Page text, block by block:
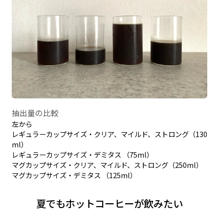
抽出量の比較
左から
レギュラーカップサイズ・クリア、マイルド、ストロング（130
ml）
レギュラーカップサイズ・デミタス （75ml）
マグカップサイズ・クリア、マイルド、ストロング（250ml）
マグカップサイズ・デミタス （125ml）
夏でもホットコーヒーが飲みたい